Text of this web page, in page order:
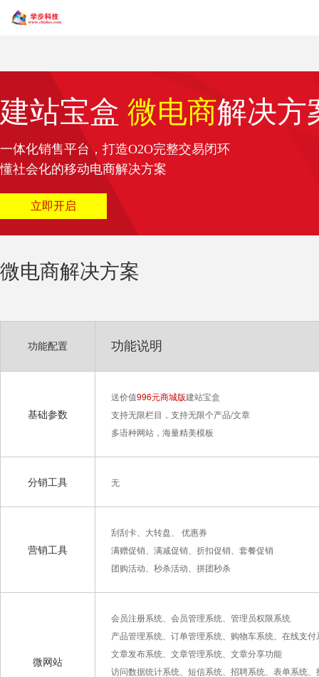
建站宝盒 微电商解决方
一体化销售平台，打造O2O完整交易闭环
懂社会化的移动电商解决方案
立即开启
微电商解决方案
功能配置 功能说明
基础参数
送价值996元商城版建站宝盒
支持无限栏目，支持无限个产品/文章
多语种网站，海量精美模板
分销工具 无
营销工具
刮刮卡、大转盘、 优惠券
满赠促销、满减促销、折扣促销、套餐促销
团购活动、秒杀活动、拼团秒杀
微网站
会员注册系统、会员管理系统、管理员权限系统
产品管理系统、订单管理系统、购物车系统、在线支付
文章发布系统、文章管理系统、文章分享功能
访问数据统计系统、短信系统、招聘系统、表单系统